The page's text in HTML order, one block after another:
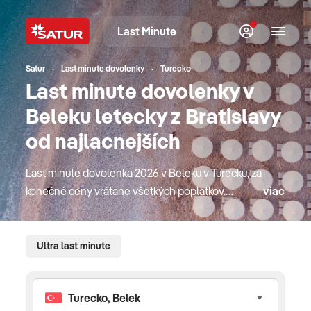
Last Minute
Satur Last minute dovolenky Turecko
Last minute dovolenky v
Beleku letecky z Bratislavy
od najlacnejších
Last minute dovolenka 2026 v Beleku v Turecku, za
konečné ceny vrátane všetkých poplatkov.
Prinášame vám last minute ponuku s termínom
dovolenku, kde pláže sú pokryté bielym pieskom,
kontraste so zelenou prírodou na pobreží a
množstvom upravených golfových rezortov?
viac
Ultra last minute